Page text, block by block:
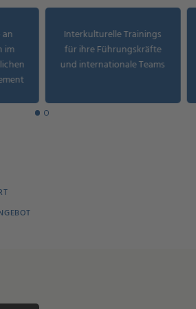
im
Interkulturelle Trainings
für ihre Führungskräfte
und internationale Teams